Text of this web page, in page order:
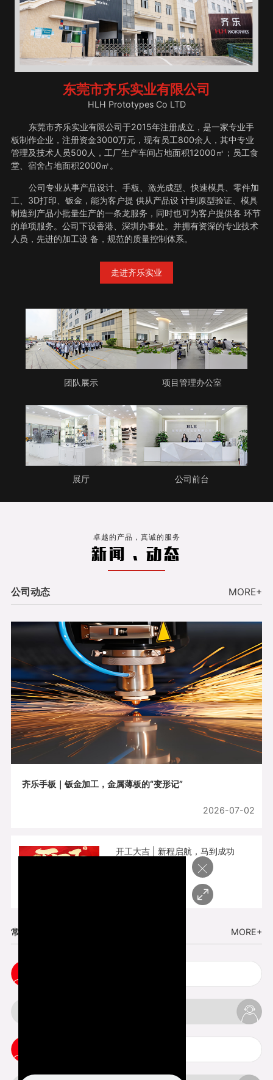
东莞市齐乐实业有限公司
HLH Prototypes Co LTD
东莞市齐乐实业有限公司于2015年注册成立，是一家专业手
板制作企业，注册资金3000万元，现有员工800余人，其中专业
管理及技术人员500人，工厂生产车间占地面积12000㎡；员工食
堂、宿舍占地面积2000㎡。
公司专业从事产品设计、手板、激光成型、快速模具、零件加
工、3D打印、钣金，能为客户提 供从产品设 计到原型验证、模具
制造到产品小批量生产的一条龙服务，同时也可为客户提供各 环节
的单项服务。公司下设香港、深圳办事处。并拥有资深的专业技术
人员，先进的加工设 备，规范的质量控制体系。
走进齐乐实业
团队展示 项目管理办公室
展厅 公司前台
卓越的产品，真诚的服务
新闻 . 动态
公司动态 MORE+
齐乐手板｜钣金加工，金属薄板的“变形记”
2026-07-02
开工大吉 | 新程启航，马到成功
常见问题 MORE+
×